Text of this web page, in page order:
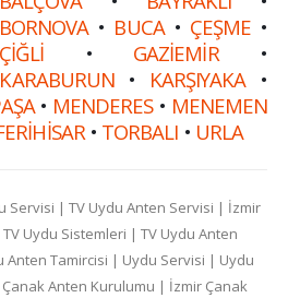
BORNOVA• BUCA• ÇEŞME •
ÇİĞLİ • GAZİEMİR•
KARABURUN • KARŞIYAKA•
• MENDERES• MENEMEN
• TORBALI • URLA
Servisi | TV Uydu Anten Servisi | İzmir
Uydu Sistemleri | TV Uydu Anten
Anten Tamircisi | Uydu Servisi | Uydu
Anten Kurulumu | İzmir Çanak